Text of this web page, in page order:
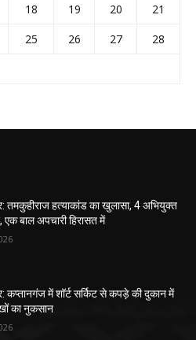
18 19 20
21
25 26 27
28
तमकुहीराज हत्याकांड का खुलासा, 4 अभियुक्त
एक बाल अपचारी हिरासत में
कप्तानगंज में शॉर्ट सर्किट से कपड़े की दुकान में
का नुकसान